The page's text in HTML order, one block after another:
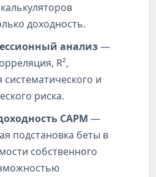
доходность.
анализ—
R²,
и
риска.
CAPM —
подстановка беты в
собственного